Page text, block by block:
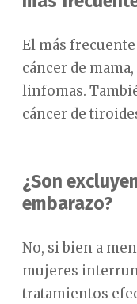
El más
cáncer de
linfomas.
cáncer de
¿Son
embarazo?
No, si bien a
mujeres
tratamientos